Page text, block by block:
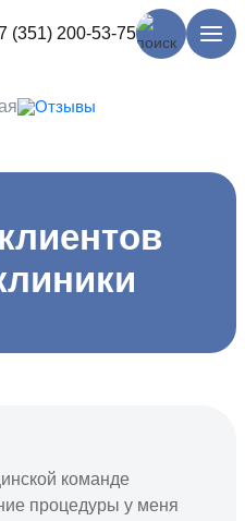
(351) 200-53-75
Отзывы
команде
процедуры у меня